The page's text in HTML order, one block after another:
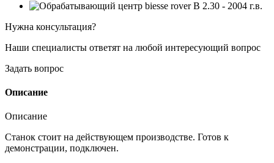
Нужна консультация?
Наши специалисты ответят на любой интересующий вопрос
Задать вопрос
Описание
Описание
Станок стоит на действующем производстве. Готов к
демонстрации, подключен.